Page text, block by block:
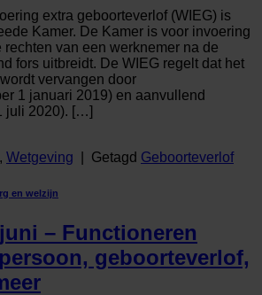
extra geboorteverlof (WIEG) is
Kamer. De Kamer is voor invoering
rechten van een werknemer na de
fors uitbreidt. De WIEG regelt dat het
vervangen door
1 januari 2019) en aanvullend
juli 2020). […]
, Wetgeving Getagd Geboorteverlof
en welzijn
– Functioneren
geboorteverlof,